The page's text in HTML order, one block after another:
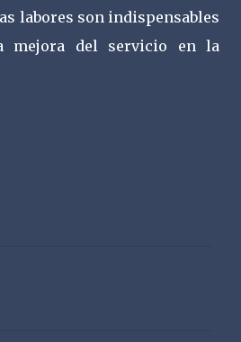
labores son indispensables
mejora del servicio en la